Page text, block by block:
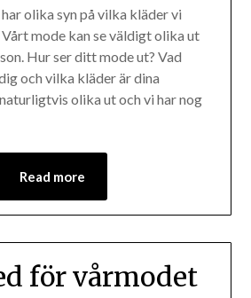
olika syn på vilka kläder vi
mode kan se väldigt olika ut
Hur ser ditt mode ut? Vad
och vilka kläder är dina
olika ut och vi har nog
Read more
för vårmodet